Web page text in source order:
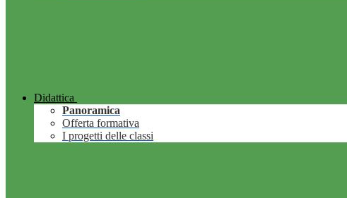
Didattica
Panoramica
Offerta formativa
I progetti delle classi